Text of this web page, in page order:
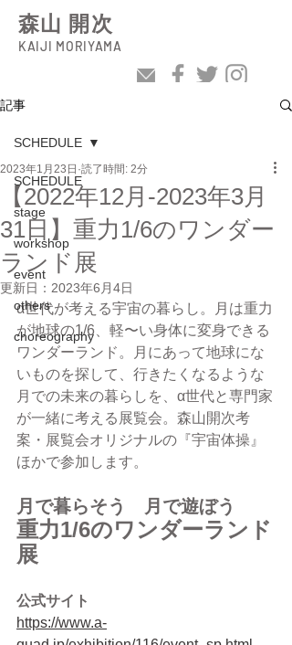
森山 開次
KAIJI MORIYAMA
記事
SCHEDULE
stage
workshop
event
others
choreography
SCHEDULE
【2022年12月-2023年3月
31日】重力1/6のワンダー
ランド展
2023年1月23日 読了時間: 2分
更新日： 2023年6月4日
α世代が考える宇宙の暮らし。月は重力
が地球の1/6、軽〜い身体に変身できる
ワンダーランド。月にあって地球にな
いものを探して、行きたくなるような
月での未来の暮らしを、α世代と専門家
が一緒に考える展覧会。森山開次考
案・展覧会オリジナルの『宇宙体操』
ほかで参加します。
月で暮らそう　月で遊ぼう
重力1/6のワンダーランド
展
公式サイト
https://www.a-